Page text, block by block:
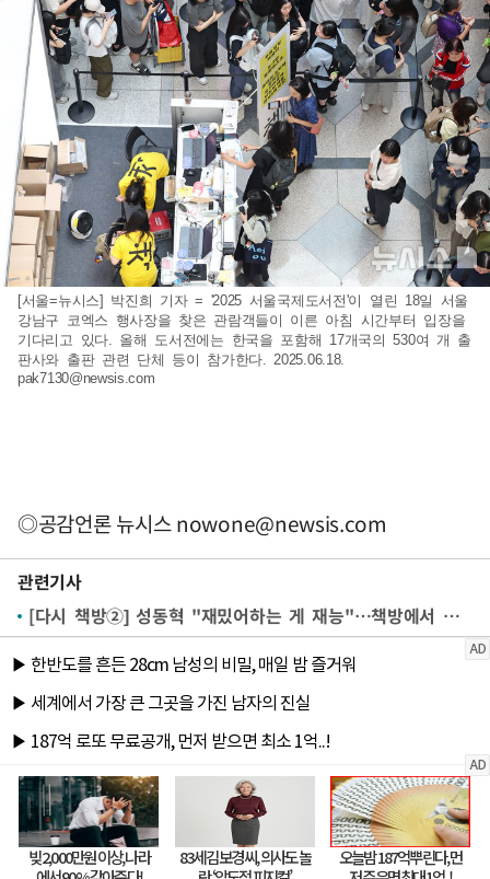
[서울=뉴시스] 박진희 기자 = '2025 서울국제도서전'이 열린 18일 서울
강남구 코엑스 행사장을 찾은 관람객들이 이른 아침 시간부터 입장을
기다리고 있다. 올해 도서전에는 한국을 포함해 17개국의 530여 개 출
판사와 출판 관련 단체 등이 참가한다. 2025.06.18.
pak7130@newsis.com
◎공감언론 뉴시스nowone@newsis.com
관련기사
[다시 책방②] 성동혁 "재밌어하는 게 재능"…책방에서 함께 쓴 '너'